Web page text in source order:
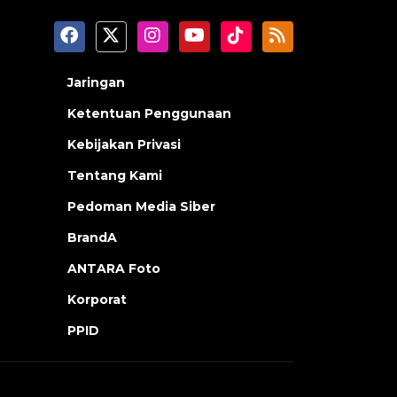
Jaringan
Ketentuan Penggunaan
Kebijakan Privasi
Tentang Kami
Pedoman Media Siber
BrandA
ANTARA Foto
Korporat
PPID